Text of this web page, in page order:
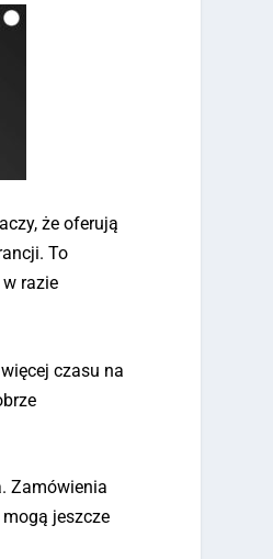
że oferują
To
razie
czasu na
Zamówienia
jeszcze